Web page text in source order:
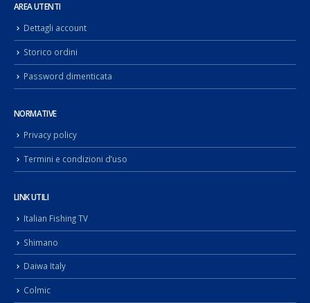
AREA UTENTI
Dettagli account
Storico ordini
Password dimenticata
NORMATIVE
Privacy policy
Termini e condizioni d’uso
LINK UTILI
Italian Fishing TV
Shimano
Daiwa Italy
Colmic